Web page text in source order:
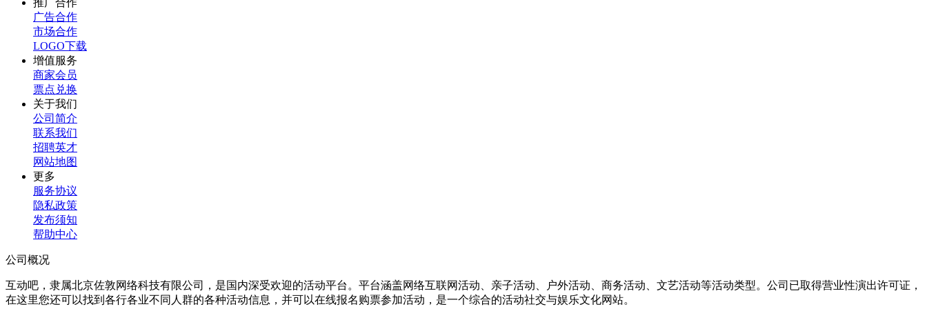
推广合作
广告合作
市场合作
LOGO下载
增值服务
商家会员
票点兑换
关于我们
公司简介
联系我们
招聘英才
网站地图
更多
服务协议
隐私政策
发布须知
帮助中心
公司概况
互动吧，隶属北京佐敦网络科技有限公司，是国内深受欢迎的活动平台。平台涵盖网络互联网活动、亲子活动、户外活动、商务活动、文艺活动等活动类型。公司已取得营业性演出许可证，
在这里您还可以找到各行各业不同人群的各种活动信息，并可以在线报名购票参加活动，是一个综合的活动社交与娱乐文化网站。